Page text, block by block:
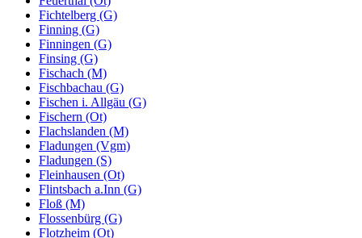
Fichtelberg (G)
Finning (G)
Finningen (G)
Finsing (G)
Fischach (M)
Fischbachau (G)
Fischen i. Allgäu (G)
Fischern (Ot)
Flachslanden (M)
Fladungen (Vgm)
Fladungen (S)
Fleinhausen (Ot)
Flintsbach a.Inn (G)
Floß (M)
Flossenbürg (G)
Flotzheim (Ot)